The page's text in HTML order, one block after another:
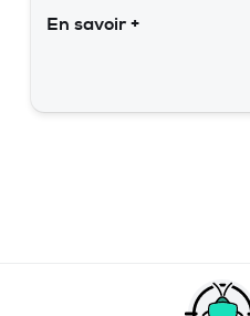
En savoir +